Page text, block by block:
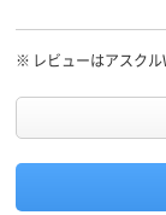
※ レビューはアスクル